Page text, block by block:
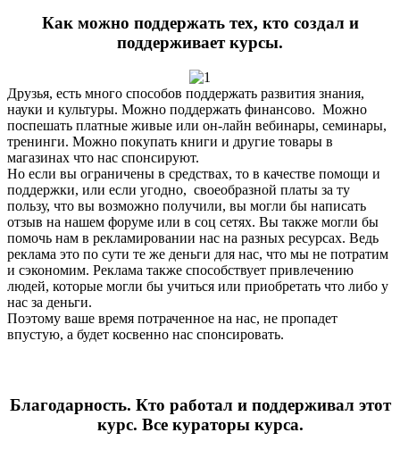
Как можно поддержать тех, кто создал и
поддерживает курсы.
Друзья, есть много способов поддержать развития знания,
науки и культуры. Можно поддержать финансово. Можно
поспешать платные живые или он-лайн вебинары, семинары,
тренинги. Можно покупать книги и другие товары в
магазинах что нас спонсируют.
Но если вы ограничены в средствах, то в качестве помощи и
поддержки, или если угодно, своеобразной платы за ту
пользу, что вы возможно получили, вы могли бы написать
отзыв на нашем форуме или в соц сетях. Вы также могли бы
помочь нам в рекламировании нас на разных ресурсах. Ведь
реклама это по сути те же деньги для нас, что мы не потратим
и сэкономим. Реклама также способствует привлечению
людей, которые могли бы учиться или приобретать что либо у
нас за деньги.
Поэтому ваше время потраченное на нас, не пропадет
впустую, а будет косвенно нас спонсировать.
Благодарность. Кто работал и поддерживал этот
курс. Все кураторы курса.